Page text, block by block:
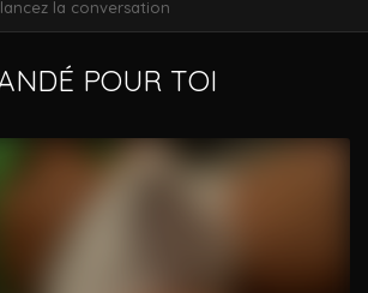
la conversation
POUR TOI